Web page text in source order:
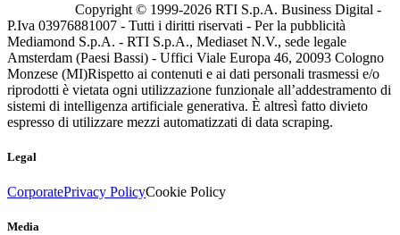
Copyright © 1999-2026 RTI S.p.A. Business Digital -
P.Iva 03976881007 - Tutti i diritti riservati - Per la pubblicità
Mediamond S.p.A. - RTI S.p.A., Mediaset N.V., sede legale
Amsterdam (Paesi Bassi) - Uffici Viale Europa 46, 20093 Cologno
Monzese (MI)Rispetto ai contenuti e ai dati personali trasmessi e/o
riprodotti è vietata ogni utilizzazione funzionale all’addestramento di
sistemi di intelligenza artificiale generativa. È altresì fatto divieto
espresso di utilizzare mezzi automatizzati di data scraping.
Legal
CorporatePrivacy PolicyCookie Policy
Media